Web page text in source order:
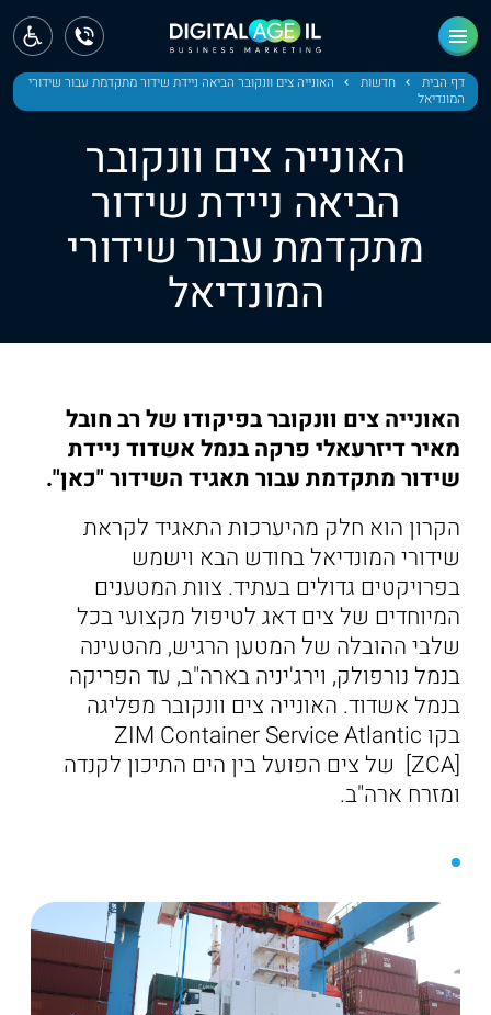
דף הבית חדשות
האונייה צים וונקובר הביאה ניידת שידור מתקדמת עבור שידורי
המונדיאל
האונייה צים וונקובר
הביאה ניידת שידור
מתקדמת עבור שידורי
המונדיאל
האונייה צים וונקובר בפיקודו של רב חובל
מאיר דיזרעאלי פרקה בנמל אשדוד ניידת
שידור מתקדמת עבור תאגיד השידור "כאן".
הקרון הוא חלק מהיערכות התאגיד לקראת
שידורי המונדיאל בחודש הבא וישמש
בפרויקטים גדולים בעתיד. צוות המטענים
המיוחדים של צים דאג לטיפול מקצועי בכל
שלבי ההובלה של המטען הרגיש, מהטעינה
בנמל נורפולק, וירג'יניה בארה"ב, עד הפריקה
בנמל אשדוד. האונייה צים וונקובר מפליגה
בקו ZIM Container Service Atlantic
[ZCA] של צים הפועל בין הים התיכון לקנדה
ומזרח ארה"ב.
ראשי
חדשות
מחוז חיפה
מחוז מרכז
מחוז דרום